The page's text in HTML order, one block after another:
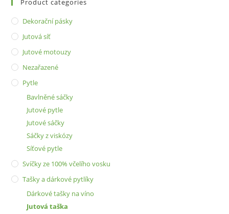
Product categories
Dekorační pásky
Jutová síť
Jutové motouzy
Nezařazené
Pytle
Bavlněné sáčky
Jutové pytle
Jutové sáčky
Sáčky z viskózy
Síťové pytle
Svíčky ze 100% včelího vosku
Tašky a dárkové pytlíky
Dárkové tašky na víno
Jutová taška